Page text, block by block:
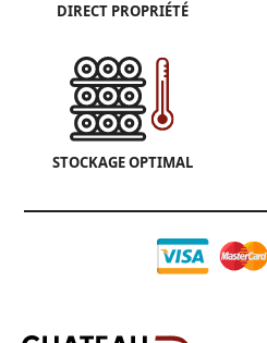
DIRECT PROPRIÉTÉ
STOCKAGE OPTIMAL